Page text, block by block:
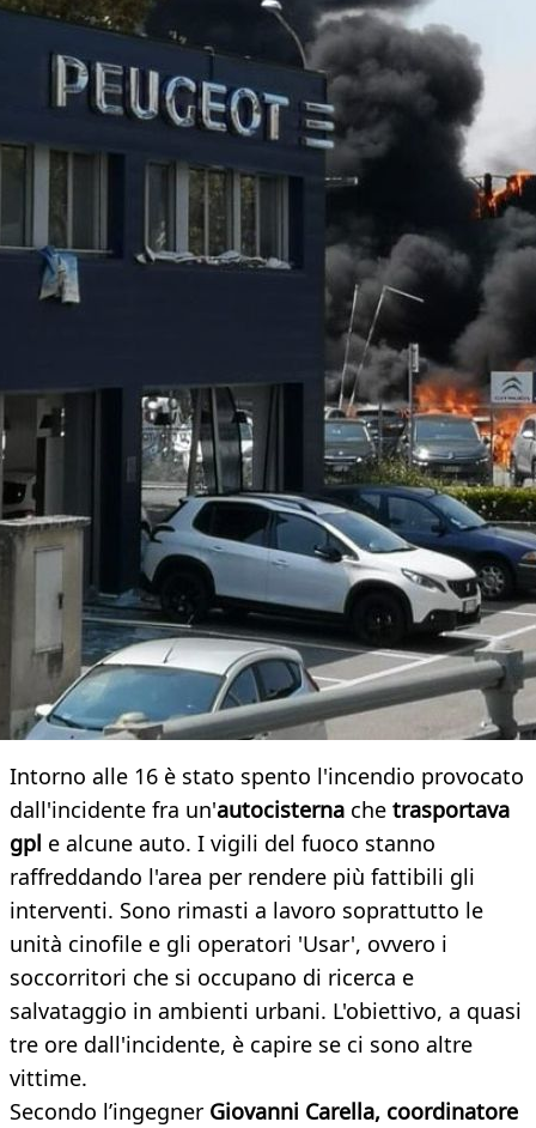
Intorno alle 16 è stato spento l'incendio provocato
dall'incidente fra un'autocisterna che trasportava
gpl e alcune auto. I vigili del fuoco stanno
raffreddando l'area per rendere più fattibili gli
interventi. Sono rimasti a lavoro soprattutto le
unità cinofile e gli operatori 'Usar', ovvero i
soccorritori che si occupano di ricerca e
salvataggio in ambienti urbani. L'obiettivo, a quasi
tre ore dall'incidente, è capire se ci sono altre
vittime.
Secondo l’ingegner Giovanni Carella, coordinatore